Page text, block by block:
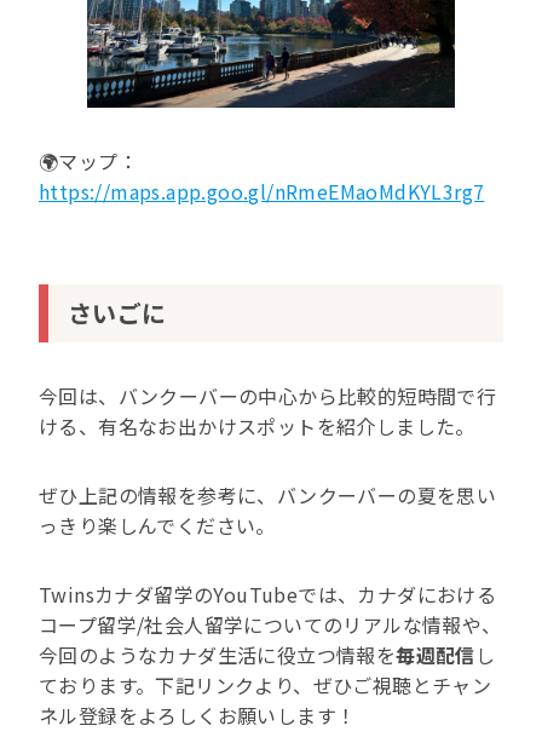
🌍マップ：
https://maps.app.goo.gl/nRmeEMaoMdKYL3rg7
さいごに
今回は、バンクーバーの中心から比較的短時間で行
ける、有名なお出かけスポットを紹介しました。
ぜひ上記の情報を参考に、バンクーバーの夏を思い
っきり楽しんでください。
Twinsカナダ留学のYouTubeでは、カナダにおける
コープ留学/社会人留学についてのリアルな情報や、
今回のようなカナダ生活に役立つ情報を毎週配信 し
ております。下記リンクより、ぜひご視聴とチャン
ネル登録をよろしくお願いします！